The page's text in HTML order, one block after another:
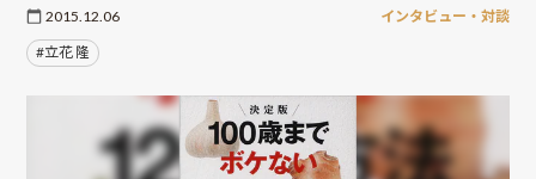
2015.12.06 インタビュー・対談
#立花 隆